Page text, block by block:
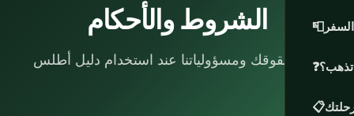
📮
❓تذهب؟
📋
الشروط والأحكام
فهم حقوقك ومسؤولياتنا عند استخدام دليل أطلس.